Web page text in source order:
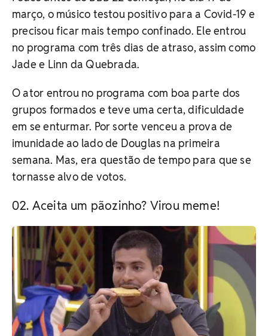
março, o músico testou positivo para a Covid-19 e
precisou ficar mais tempo confinado. Ele entrou
no programa com três dias de atraso, assim como
Jade e Linn da Quebrada.
O ator entrou no programa com boa parte dos
grupos formados e teve uma certa, dificuldade
em se enturmar. Por sorte venceu a prova de
imunidade ao lado de Douglas na primeira
semana. Mas, era questão de tempo para que se
tornasse alvo de votos.
Aceita um pãozinho? Virou meme!